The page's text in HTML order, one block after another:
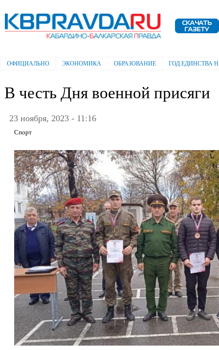
Электронная газета "Кабардино-
Балкарская правда"
Главное меню
ОФИЦИАЛЬНО ЭКОНОМИКА ОБРАЗОВАНИЕ ГОД ЕДИНСТВА
В честь Дня военной присяги
23 ноября, 2023 - 11:16
Спорт